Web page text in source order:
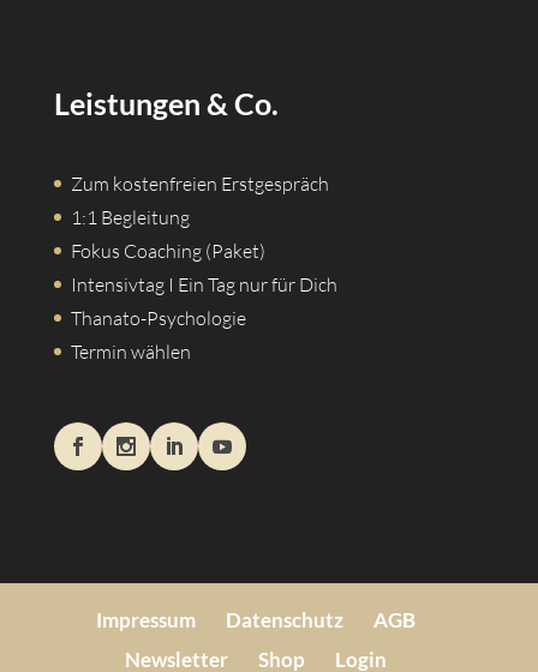
Leistungen & Co.
Zum kostenfreien Erstgespräch
1:1 Begleitung
Fokus Coaching (Paket)
Intensivtag I Ein Tag nur für Dich
Thanato-Psychologie
Termin wählen
Impressum Datenschutz
AGB
Newsletter
Shop Login